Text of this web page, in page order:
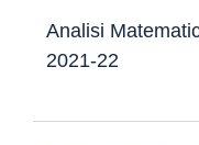
Analisi
2021-22